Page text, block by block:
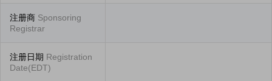
注册商 Sponsoring
Registrar
注册日期 Registration
Date(EDT)